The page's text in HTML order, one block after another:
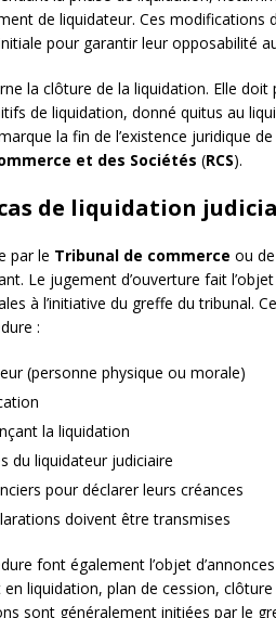
de liquidateur. Ces modifications
pour garantir leur opposabilité
la clôture de la liquidation. Elle doit
de liquidation, donné quitus au
la fin de l’existence juridique
et des Sociétés (RCS).
de liquidation
par le Tribunal de commerce ou
Le jugement d’ouverture fait l’objet
à l’initiative du greffe du tribunal.
:
(personne physique ou morale)
la liquidation
du liquidateur judiciaire
pour déclarer leurs créances
doivent être transmises
font également l’objet
liquidation, plan de cession,
sont généralement initiées par le